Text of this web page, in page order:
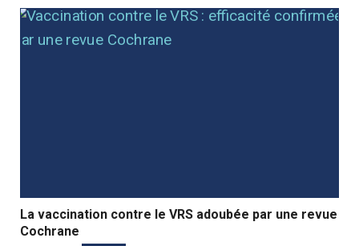
La vaccination contre le VRS adoubée par une revue
Cochrane